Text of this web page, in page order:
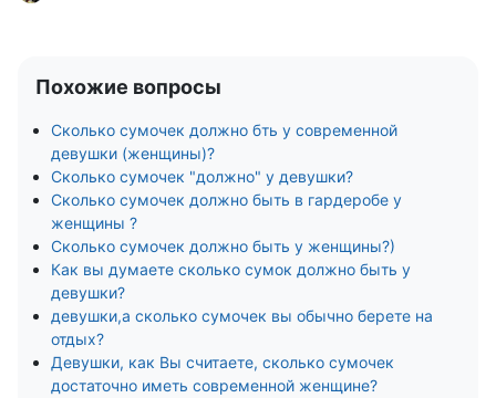
Похожие вопросы
Сколько сумочек должно бть у современной
девушки (женщины)?
Сколько сумочек "должно" у девушки?
Сколько сумочек должно быть в гардеробе у
женщины ?
Сколько сумочек должно быть у женщины?)
Как вы думаете сколько сумок должно быть у
девушки?
девушки,а сколько сумочек вы обычно берете на
отдых?
Девушки, как Вы считаете, сколько сумочек
достаточно иметь современной женщине?